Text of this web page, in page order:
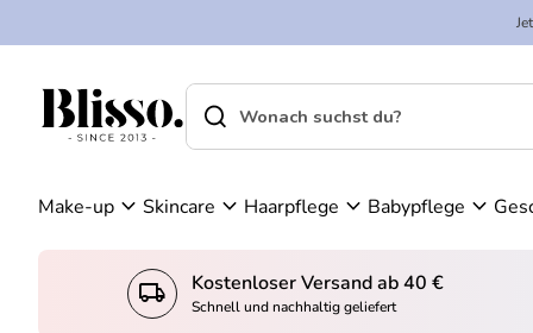
Startseite
K
W
en
ko
se
shopping_cart
Startseite
Suche"
search
Make-up expand_more Skincare expand_more Haarpflege expand_more Babypflege expand_more
local_shipping Kostenloser Versand ab 40 €
Schnell und nachhaltig geliefert